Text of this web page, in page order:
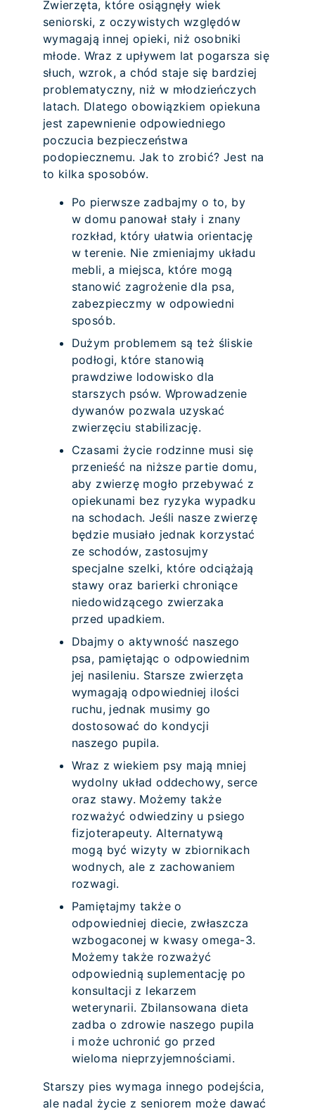
Zwierzęta, które osiągnęły wiek
seniorski, z oczywistych względów
wymagają innej opieki, niż osobniki
młode. Wraz z upływem lat pogarsza się
słuch, wzrok, a chód staje się bardziej
problematyczny, niż w młodzieńczych
latach. Dlatego obowiązkiem opiekuna
jest zapewnienie odpowiedniego
poczucia bezpieczeństwa
podopiecznemu. Jak to zrobić? Jest na
to kilka sposobów.
Po pierwsze zadbajmy o to, by
w domu panował stały i znany
rozkład, który ułatwia orientację
w terenie. Nie zmieniajmy układu
mebli, a miejsca, które mogą
stanowić zagrożenie dla psa,
zabezpieczmy w odpowiedni
sposób.
Dużym problemem są też śliskie
podłogi, które stanowią
prawdziwe lodowisko dla
starszych psów. Wprowadzenie
dywanów pozwala uzyskać
zwierzęciu stabilizację.
Czasami życie rodzinne musi się
przenieść na niższe partie domu,
aby zwierzę mogło przebywać z
opiekunami bez ryzyka wypadku
na schodach. Jeśli nasze zwierzę
będzie musiało jednak korzystać
ze schodów, zastosujmy
specjalne szelki, które odciążają
stawy oraz barierki chroniące
niedowidzącego zwierzaka
przed upadkiem.
Dbajmy o aktywność naszego
psa, pamiętając o odpowiednim
jej nasileniu. Starsze zwierzęta
wymagają odpowiedniej ilości
ruchu, jednak musimy go
dostosować do kondycji
naszego pupila.
Wraz z wiekiem psy mają mniej
wydolny układ oddechowy, serce
oraz stawy. Możemy także
rozważyć odwiedziny u psiego
fizjoterapeuty. Alternatywą
mogą być wizyty w zbiornikach
wodnych, ale z zachowaniem
rozwagi.
Pamiętajmy także o
odpowiedniej diecie, zwłaszcza
wzbogaconej w kwasy omega-3.
Możemy także rozważyć
odpowiednią suplementację po
konsultacji z lekarzem
weterynarii. Zbilansowana dieta
zadba o zdrowie naszego pupila
i może uchronić go przed
wieloma nieprzyjemnościami.
Starszy pies wymaga innego podejścia,
ale nadal życie z seniorem może dawać